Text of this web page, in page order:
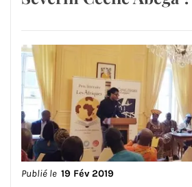
Publié le 19 Fév 2019